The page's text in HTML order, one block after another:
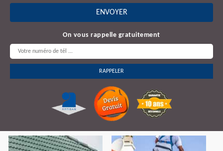
On vous rappelle gratuitement